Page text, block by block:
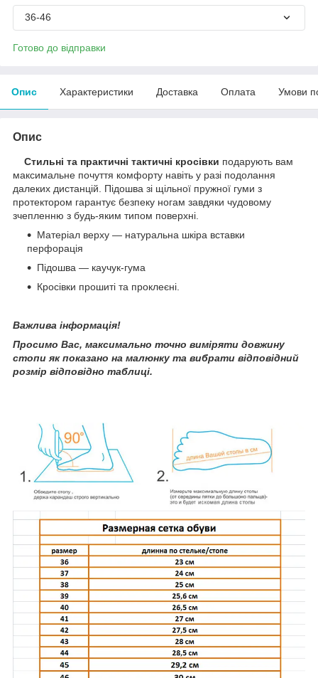
36-46
Готово до відправки
Опис Характеристики Доставка Оплата Умови
Опис
Стильні та практичні тактичні кросівки подарують вам
максимальне почуття комфорту навіть у разі подолання
далеких дистанцій. Підошва зі щільної пружної гуми з
протектором гарантує безпеку ногам завдяки чудовому
зчепленню з будь-яким типом поверхні.
Матеріал верху — натуральна шкіра вставки
перфорація
Підошва — каучук-гума
Кросівки прошиті та проклеєні.
Важлива інформація!
Просимо Вас, максимально точно виміряти довжину
стопи як показано на малюнку та вибрати відповідний
розмір відповідно таблиці.